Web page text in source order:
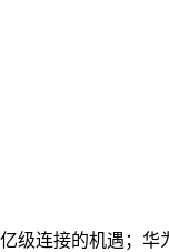
接的机遇；华